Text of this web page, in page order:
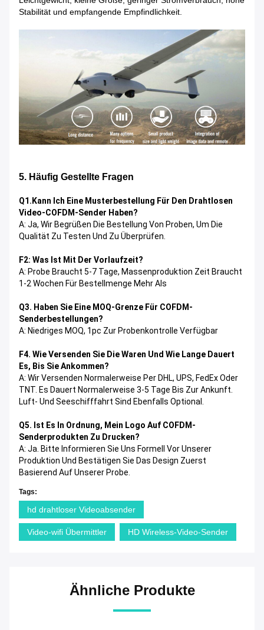
Stabilität und empfangende Empfindlichkeit.
5. Häufig Gestellte Fragen
Q1. Kann Ich Eine Musterbestellung Für Den Drahtlosen
Video-COFDM-Sender Haben?
A: Ja, Wir Begrüßen Die Bestellung Von Proben, Um Die
Qualität Zu Testen Und Zu Überprüfen.
F2: Was Ist Mit Der Vorlaufzeit?
A: Probe Braucht 5-7 Tage, Massenproduktion Zeit Braucht
1-2 Wochen Für Bestellmenge Mehr Als
Q3. Haben Sie Eine MOQ-Grenze Für COFDM-
Senderbestellungen?
A: Niedriges MOQ, 1pc Zur Probenkontrolle Verfügbar
F4. Wie Versenden Sie Die Waren Und Wie Lange Dauert
Es, Bis Sie Ankommen?
A: Wir Versenden Normalerweise Per DHL, UPS, FedEx Oder
TNT. Es Dauert Normalerweise 3-5 Tage Bis Zur Ankunft.
Luft- Und Seeschifffahrt Sind Ebenfalls Optional.
Q5. Ist Es In Ordnung, Mein Logo Auf COFDM-
Senderprodukten Zu Drucken?
A: Ja. Bitte Informieren Sie Uns Formell Vor Unserer
Produktion Und Bestätigen Sie Das Design Zuerst
Basierend Auf Unserer Probe.
Tags:
hd drahtloser Videoabsender
Video-wifi Übermittler HD Wireless-Video-Sender
Ähnliche Produkte